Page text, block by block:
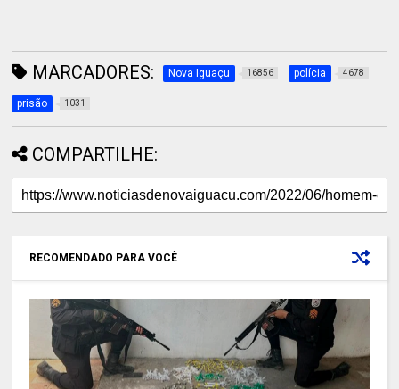
MARCADORES: Nova Iguaçu 16856 polícia 4678
prisão 1031
COMPARTILHE:
RECOMENDADO PARA VOCÊ